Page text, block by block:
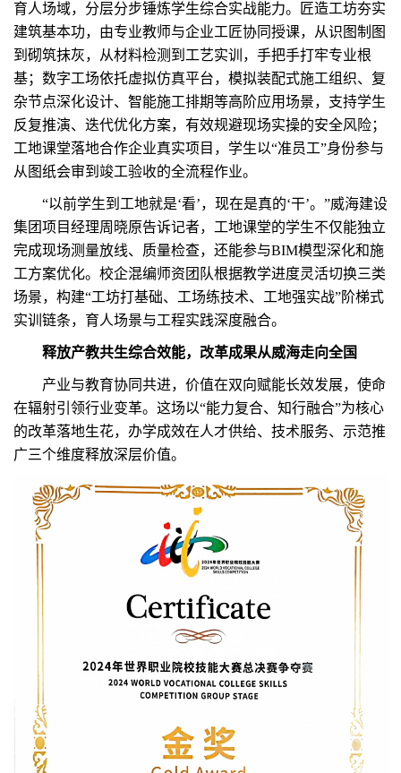
育人场域，分层分步锤炼学生综合实战能力。匠造工坊夯实
建筑基本功，由专业教师与企业工匠协同授课，从识图制图
到砌筑抹灰，从材料检测到工艺实训，手把手打牢专业根
基；数字工场依托虚拟仿真平台，模拟装配式施工组织、复
杂节点深化设计、智能施工排期等高阶应用场景，支持学生
反复推演、迭代优化方案，有效规避现场实操的安全风险；
工地课堂落地合作企业真实项目，学生以“准员工”身份参与
从图纸会审到竣工验收的全流程作业。
“以前学生到工地就是‘看’，现在是真的‘干’。”威海建设
集团项目经理周晓原告诉记者，工地课堂的学生不仅能独立
完成现场测量放线、质量检查，还能参与BIM模型深化和施
工方案优化。校企混编师资团队根据教学进度灵活切换三类
场景，构建“工坊打基础、工场练技术、工地强实战”阶梯式
实训链条，育人场景与工程实践深度融合。
释放产教共生综合效能，改革成果从威海走向全国
产业与教育协同共进，价值在双向赋能长效发展，使命
在辐射引领行业变革。这场以“能力复合、知行融合”为核心
的改革落地生花，办学成效在人才供给、技术服务、示范推
广三个维度释放深层价值。